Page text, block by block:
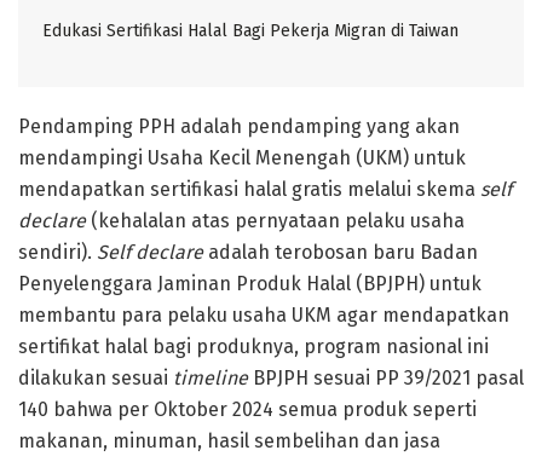
Edukasi Sertifikasi Halal Bagi Pekerja Migran di Taiwan
Pendamping PPH adalah pendamping yang akan
mendampingi Usaha Kecil Menengah (UKM) untuk
mendapatkan sertifikasi halal gratis melalui skema self
declare (kehalalan atas pernyataan pelaku usaha
sendiri). Self declare adalah terobosan baru Badan
Penyelenggara Jaminan Produk Halal (BPJPH) untuk
membantu para pelaku usaha UKM agar mendapatkan
sertifikat halal bagi produknya, program nasional ini
dilakukan sesuai timelineBPJPH sesuai PP 39/2021 pasal
140 bahwa per Oktober 2024 semua produk seperti
makanan, minuman, hasil sembelihan dan jasa